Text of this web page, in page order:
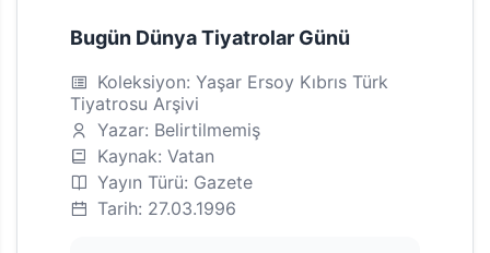
Bugün Dünya Tiyatrolar Günü
Koleksiyon: Yaşar Ersoy Kıbrıs Türk
Tiyatrosu Arşivi
Yazar: Belirtilmemiş
Kaynak: Vatan
Yayın Türü: Gazete
Tarih: 27.03.1996